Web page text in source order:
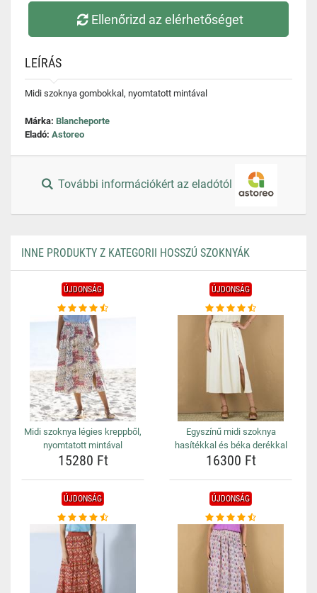
Ellenőrizd az elérhetőséget
LEÍRÁS
Midi szoknya gombokkal, nyomtatott mintával
Márka: Blancheporte
Eladó: Astoreo
További információkért az eladótól
INNE PRODUKTY Z KATEGORII HOSSZÚ SZOKNYÁK
ÚJDONSÁG
Midi szoknya légies kreppből,
nyomtatott mintával
15280 Ft
ÚJDONSÁG
Egyszínű midi szoknya
hasítékkal és béka derékkal
16300 Ft
ÚJDONSÁG ÚJDONSÁG